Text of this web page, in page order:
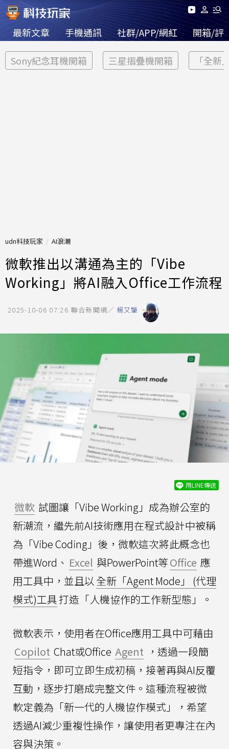
最新文章 手機通訊 社群/APP/網紅 開箱/評
Sony紀念耳機開箱 三星摺疊機開箱 「全新
udn科技玩家 AI浪潮
微軟推出以溝通為主的「Vibe
Working」將AI融入Office工作流程
2025-10-06 07:26 聯合新聞網／ 楊又肇
用LINE傳送
微軟 試圖讓「Vibe Working」成為辦公室的
新潮流，繼先前AI技術應用在程式設計中被稱
為「Vibe Coding」後，微軟這次將此概念也
帶進Word、 Excel 與PowerPoint等Office 應
用工具中，並且以 全新「Agent Mode」 (代理
模式)工具打造「人機協作的工作新型態」。
微軟表示，使用者在Office應用工具中可藉由
Copilot Chat或Office Agent ，透過一段簡
短指令，即可立即生成初稿，接著再與AI反覆
互動，逐步打磨成完整文件。這種流程被微
軟定義為「新一代的人機協作模式」，希望
透過AI減少重複性操作，讓使用者更專注在內
容與決策。